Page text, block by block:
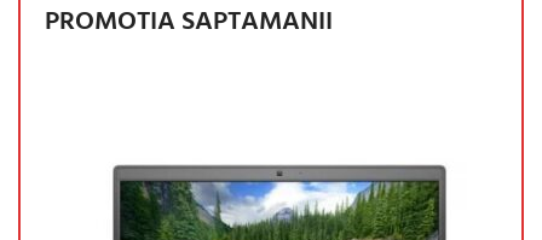
PROMOTIA SAPTAMANII